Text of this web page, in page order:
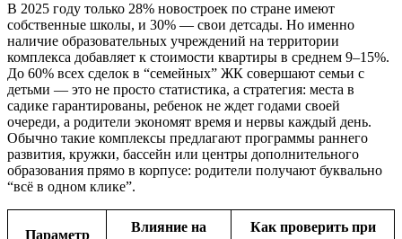
В 2025 году только 28% новостроек по стране имеют
собственные школы, и 30% — свои детсады. Но именно
наличие образовательных учреждений на территории
комплекса добавляет к стоимости квартиры в среднем 9–15%.
До 60% всех сделок в “семейных” ЖК совершают семьи с
детьми — это не просто статистика, а стратегия: места в
садике гарантированы, ребенок не ждет годами своей
очереди, а родители экономят время и нервы каждый день.
Обычно такие комплексы предлагают программы раннего
развития, кружки, бассейн или центры дополнительного
образования прямо в корпусе: родители получают буквально
“всё в одном клике”.
Параметр
Влияние на
Как проверить при